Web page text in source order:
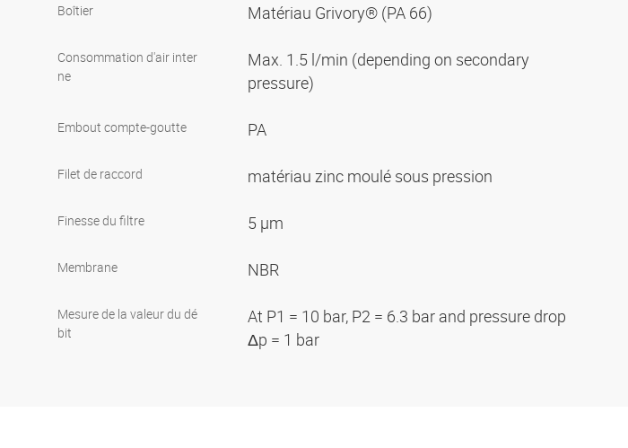
Boîtier Matériau Grivory® (PA 66)
Consommation d'air inter
ne
Max. 1.5 l/min (depending on secondary
pressure)
Embout compte-goutte PA
Filet de raccord matériau zinc moulé sous pression
Finesse du filtre 5 µm
Membrane NBR
Mesure de la valeur du dé
bit
At P1 = 10 bar, P2 = 6.3 bar and pressure drop
Δp = 1 bar